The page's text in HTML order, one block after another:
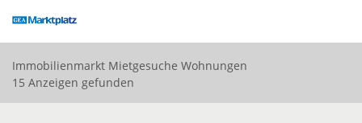
Modus
aktivieren
zur
Navigation
Immobilienmarkt Mietgesuche Wohnungen
15 Anzeigen gefunden